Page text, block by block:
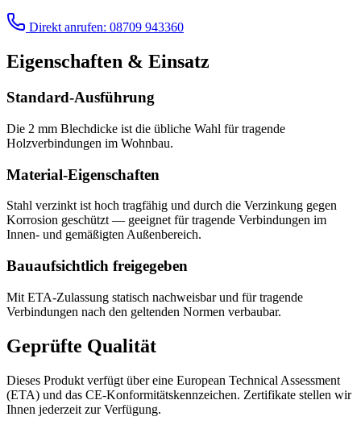
Direkt anrufen: 08709 943360
Eigenschaften & Einsatz
Standard-Ausführung
Die 2 mm Blechdicke ist die übliche Wahl für tragende
Holzverbindungen im Wohnbau.
Material-Eigenschaften
Stahl verzinkt ist hoch tragfähig und durch die Verzinkung gegen
Korrosion geschützt — geeignet für tragende Verbindungen im
Innen- und gemäßigten Außenbereich.
Bauaufsichtlich freigegeben
Mit ETA-Zulassung statisch nachweisbar und für tragende
Verbindungen nach den geltenden Normen verbaubar.
Geprüfte Qualität
Dieses Produkt verfügt über eine European Technical Assessment
(ETA) und das CE-Konformitätskennzeichen. Zertifikate stellen wir
Ihnen jederzeit zur Verfügung.